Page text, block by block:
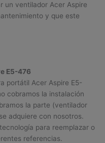
un ventilador Acer Aspire
y que este
E5-476
portátil Acer Aspire E5-
cobramos la instalación
la parte (ventilador
adquiere con nosotros.
para reemplazar o
referencias.